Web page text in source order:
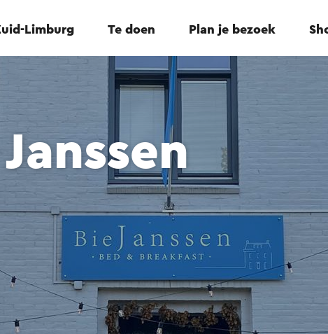
Limburg Te doen Plan je bezoek